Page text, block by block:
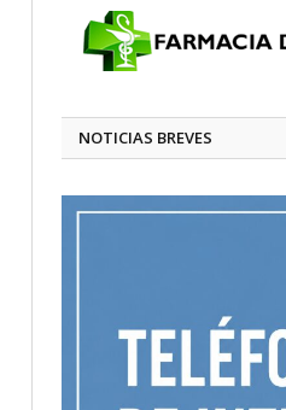
NOTICIAS BREVES